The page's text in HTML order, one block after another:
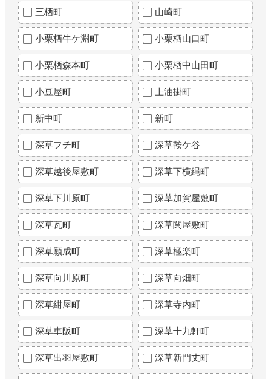
三栖町 山崎町
小栗栖牛ケ淵町 小栗栖山口町
小栗栖森本町 小栗栖中山田町
小豆屋町 上油掛町
新中町 新町
深草フチ町 深草鞍ケ谷
深草越後屋敷町 深草下横縄町
深草下川原町 深草加賀屋敷町
深草瓦町 深草関屋敷町
深草願成町 深草極楽町
深草向川原町 深草向畑町
深草紺屋町 深草寺内町
深草車阪町 深草十九軒町
深草出羽屋敷町 深草新門丈町